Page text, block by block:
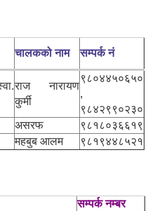
चालकको नाम सम्पर्क नं
राज नारायण
कुर्मी
९८०४४५०६५०
,
९८४२९९०२३०
असरफ
९८१८०३६६१९
महबुब आलम ९८१९४४८५२१
सम्पर्क नम्बर